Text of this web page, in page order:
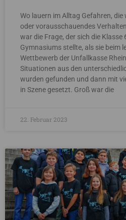
Wo lauern im Alltag Gefahren,
oder vorausschauendes
war die Frage, der sich die Klasse
Gymnasiums stellte, als sie beim
Wettbewerb der Unfallkasse
Situationen aus den
wurden gefunden und dann mit
in Szene gesetzt. Groß war die
22. Februar 2023